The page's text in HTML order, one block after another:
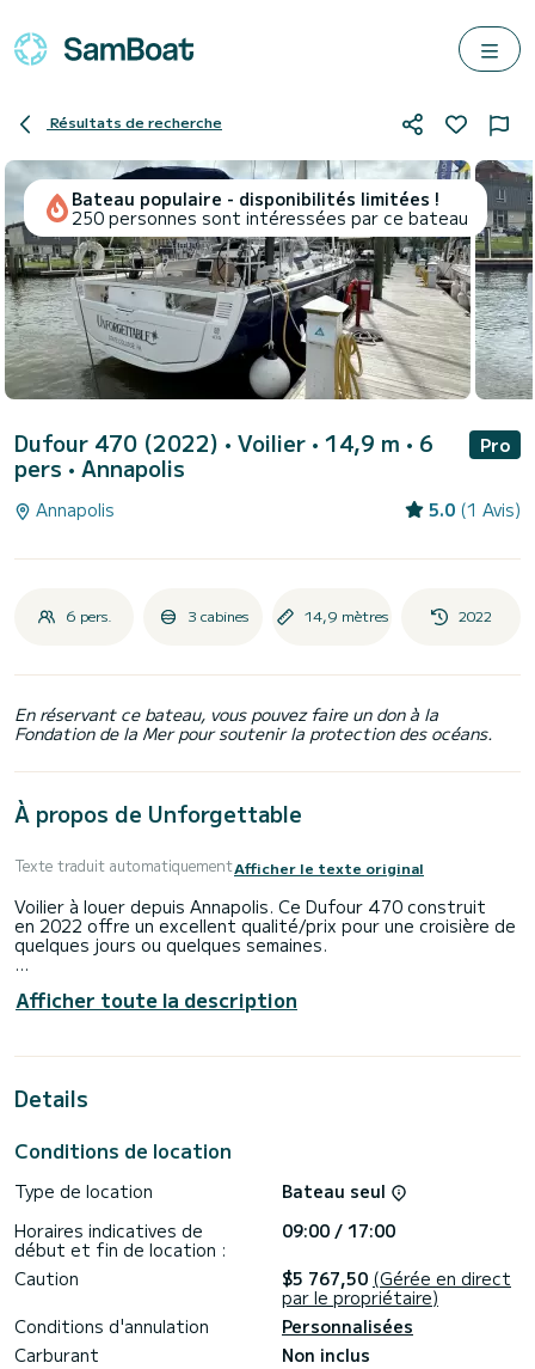
Résultats de recherche
Bateau populaire - disponibilités limitées !
250 personnes sont intéressées par ce bateau
Dufour 470 (2022) • Voilier • 14,9 m • 6
pers • Annapolis
Pro
Annapolis 5.0 (1 Avis)
6 pers. 3 cabines 14,9 mètres 2022
En réservant ce bateau, vous pouvez faire un don à la
Fondation de la Mer pour soutenir la protection des océans.
À propos de Unforgettable
Texte traduit automatiquementAfficher le texte original
Voilier à louer depuis Annapolis. Ce Dufour 470 construit
en 2022 offre un excellent qualité/prix pour une croisière de
quelques jours ou quelques semaines.
60 chevaux. Les 3 cabines permettent d'accueillir 6
personnes en navigation croisière.
Pour votre confort, Unforgettable possède 2 toilettes avec
extérieurs, Prise USB, Plancha, Plateforme de bain .
Nous vous invitions à faire une demande de devis
Afficher toute la description
Details
Conditions de location
Type de location
Bateau seul
Horaires indicatives de
début et fin de location :
09:00 / 17:00
Caution
$5 767,50 (Gérée en direct
par le propriétaire)
Conditions d'annulation
Personnalisées
Carburant
Non inclus